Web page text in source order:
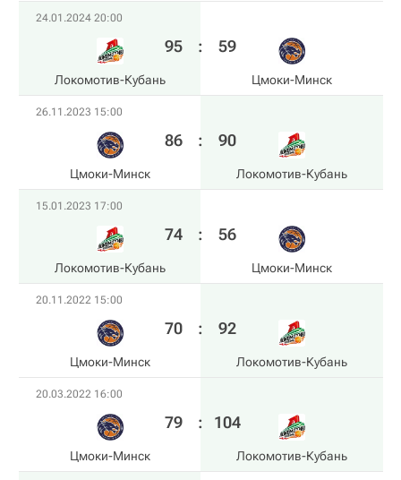
24.01.2024 20:00
Локомотив-Кубань
95 : 59
Цмоки-Минск
26.11.2023 15:00
Цмоки-Минск
86 : 90
Локомотив-Кубань
15.01.2023 17:00
Локомотив-Кубань
74 : 56
Цмоки-Минск
20.11.2022 15:00
Цмоки-Минск
70 : 92
Локомотив-Кубань
20.03.2022 16:00
Цмоки-Минск
79 : 104
Локомотив-Кубань